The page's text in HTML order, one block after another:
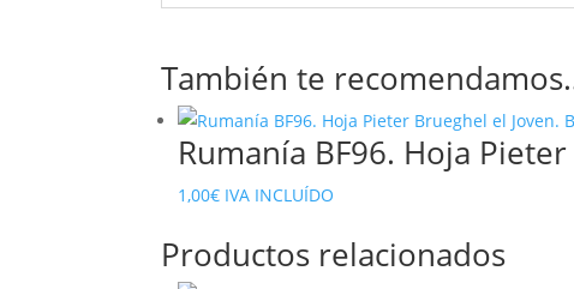
También te
Rumanía BF96. Hoja
1,00€ IVA INCLUÍDO
Productos relacionados